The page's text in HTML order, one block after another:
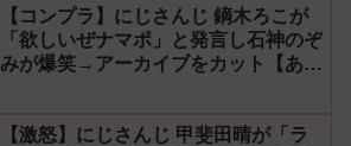
【コンプラ】にじさんじ 鏑木ろこが
「欲しいぜナマポ」と発言し石神のぞ
みが爆笑→アーカイブをカット【あら
【激怒】にじさんじ 甲斐田晴が「ラ